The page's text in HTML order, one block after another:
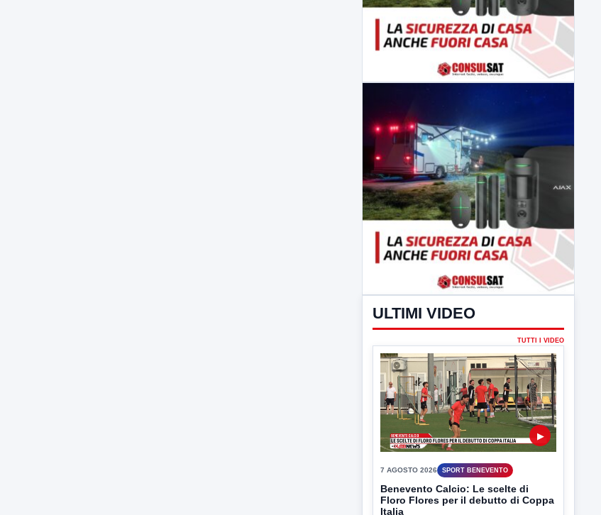
ULTIMI VIDEO
TUTTI I VIDEO
▶
7 AGOSTO 2026 SPORT BENEVENTO
Benevento Calcio: Le scelte di
Floro Flores per il debutto di Coppa
Italia